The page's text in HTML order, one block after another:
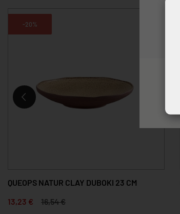
-20%
QUEOPS NATUR CLAY DUBOKI 23 CM
13,23 €
16,54 €